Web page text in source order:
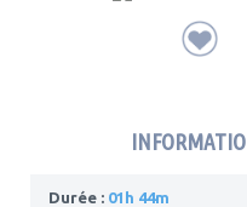
Durée : 01h 44m